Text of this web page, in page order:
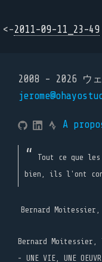
<-2011-09-11_23-49
2008 - 2026 ウ
A
Tout ce que
bien, ils l'ont
Bernard
Bernard
- UNE VIE, UNE